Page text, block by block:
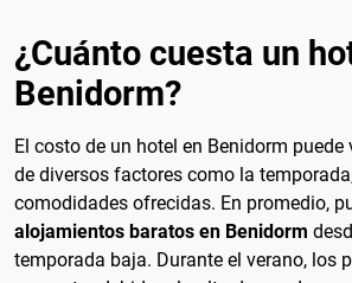
¿Cuánto cuesta un
Benidorm?
El costo de un hotel en Benidorm
de diversos factores como la
comodidades ofrecidas. En promedio,
alojamientos baratos en Benidorm
temporada baja. Durante el verano, los